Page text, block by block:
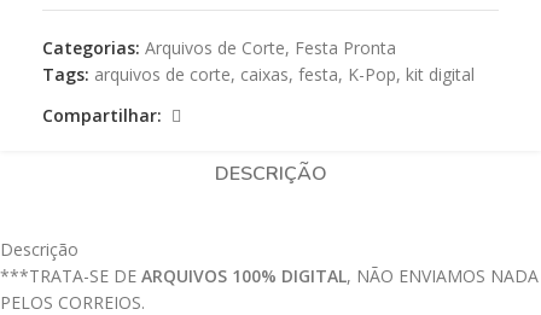
Categorias: Arquivos de Corte, Festa Pronta
Tags: arquivos de corte, caixas, festa, K-Pop, kit digital
Compartilhar:
DESCRIÇÃO
Descrição
***TRATA-SE DE ARQUIVOS 100% DIGITAL, NÃO ENVIAMOS NADA
PELOS CORREIOS.